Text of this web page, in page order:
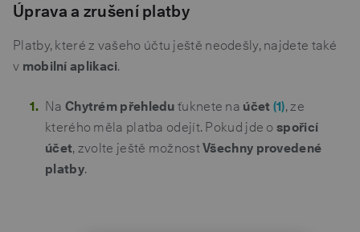
Úprava a zrušení platby
Platby, které z vašeho účtu ještě neodešly, najdete také
v mobilní aplikaci.
Na Chytrém přehledu ťuknete na účet (1), ze
kterého měla platba odejít. Pokud jde ospořicí
účet, zvolte ještě možnostVšechny provedené
platby.